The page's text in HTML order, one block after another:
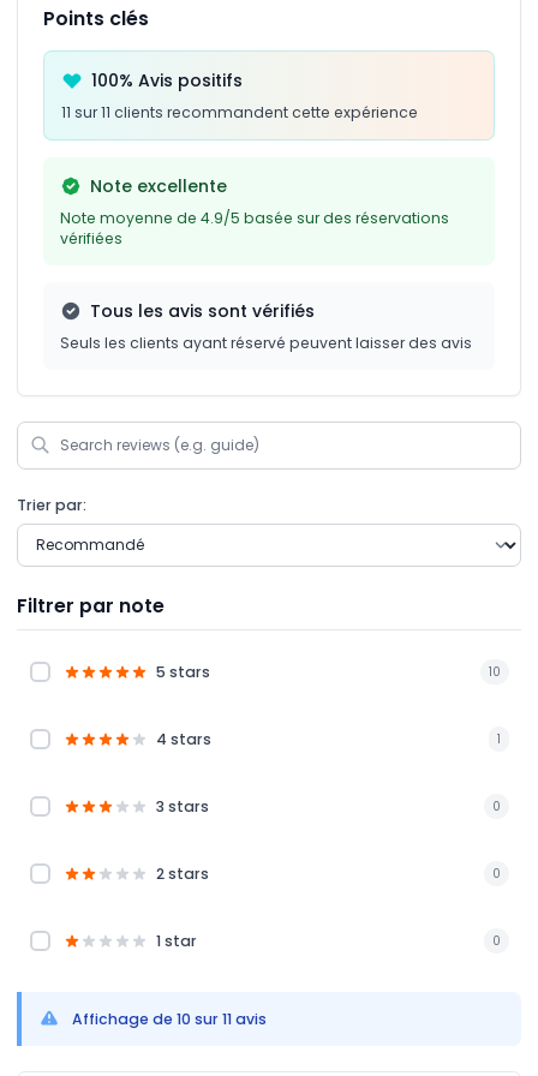
Points clés
100% Avis positifs
11 sur 11 clients recommandent cette expérience
Note excellente
Note moyenne de 4.9/5 basée sur des réservations
vérifiées
Tous les avis sont vérifiés
Seuls les clients ayant réservé peuvent laisser des avis
Trier par:
Filtrer par note
5 stars 10
4 stars 1
3 stars 0
2 stars 0
1 star 0
Affichage de 10 sur 11 avis